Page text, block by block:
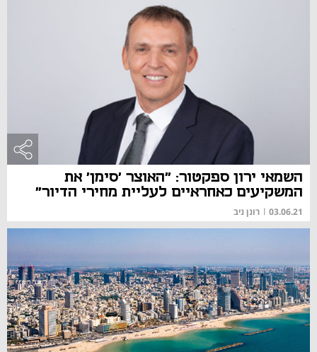
השמאי ירון ספקטור: "האוצר 'סימן' את
המשקיעים כאחראיים לעליית מחירי הדיור"
03.06.21
| רונן ניב